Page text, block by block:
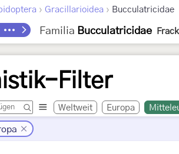
› Gracillarioidea › Bucculatricidae
Familia Bucculatricidae
Filter
Weltweit Europa